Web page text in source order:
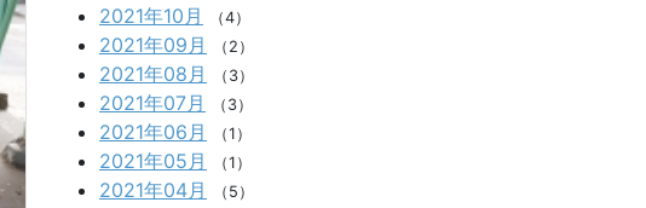
2021年10月 （4）
2021年09月 （2）
2021年08月 （3）
2021年07月 （3）
2021年06月 （1）
2021年05月 （1）
2021年04月 （5）